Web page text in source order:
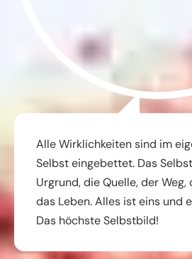
Alle Wirklichkeiten sind im
Selbst eingebettet. Das
Urgrund, die Quelle, der
das Leben. Alles ist eins und
Das höchste Selbstbild!